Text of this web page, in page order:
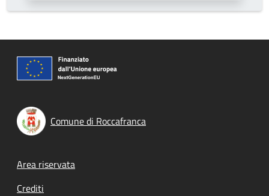
Comune di Roccafranca
Footer menu
Area riservata
Crediti